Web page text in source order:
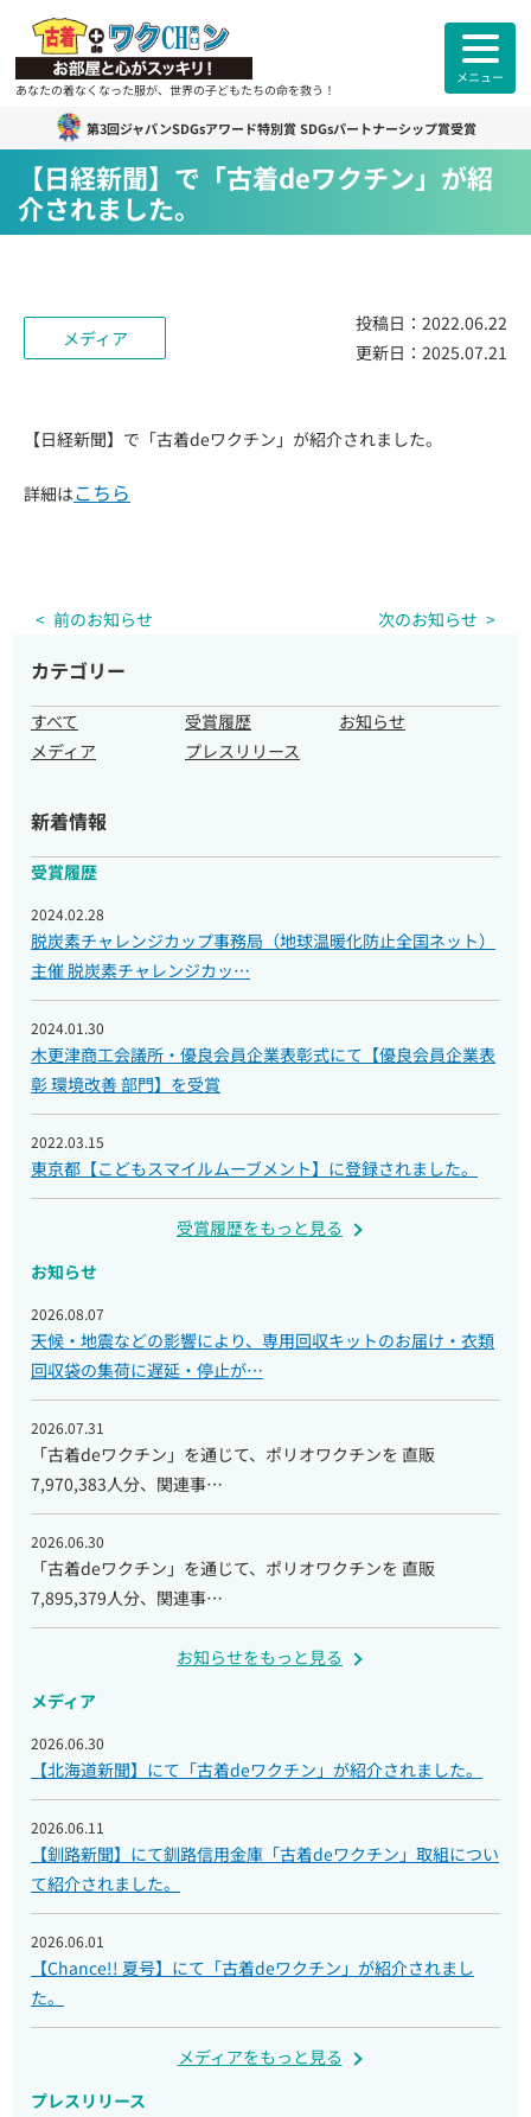
あなたの着なくなった服が、世界の子どもたちの命を救う！
メニュー
古着deワクチンについて
各拠点紹介
古着deワクチンセンター紹介
ご利用者様 のお声 よくあるご質問
お知らせ
取材のご依頼
第3回ジャパンSDGsアワード特別賞 SDGsパートナーシップ賞受賞
【日経新聞】で「古着deワクチン」が紹
介されました。
メディア
投稿日： 2022.06.22
更新日： 2025.07.21
【日経新聞】で「古着deワクチン」が紹介されました。
詳細はこちら
前のお知らせ 次のお知らせ
カテゴリー
すべて 受賞履歴
お知らせ
メディア
プレスリリース
新着情報
受賞履歴
2024.02.28
脱炭素チャレンジカップ事務局（地球温暖化防止全国ネット）
主催 脱炭素チャレンジカッ…
2024.01.30
木更津商工会議所・優良会員企業表彰式にて【優良会員企業表
彰 環境改善 部門】を受賞
2022.03.15
東京都【こどもスマイルムーブメント】に登録されました。
受賞履歴をもっと見る
お知らせ
2026.08.07
天候・地震などの影響により、専用回収キットのお届け・衣類
回収袋の集荷に遅延・停止が…
2026.07.31
「古着deワクチン」を通じて、ポリオワクチンを 直販
7,970,383人分、関連事…
2026.06.30
「古着deワクチン」を通じて、ポリオワクチンを 直販
7,895,379人分、関連事…
お知らせをもっと見る
メディア
2026.06.30
【北海道新聞】にて「古着deワクチン」が紹介されました。
2026.06.11
【釧路新聞】にて釧路信用金庫「古着deワクチン」取組につい
て紹介されました。
2026.06.01
【Chance!! 夏号】にて「古着deワクチン」が紹介されまし
た。
メディアをもっと見る
プレスリリース